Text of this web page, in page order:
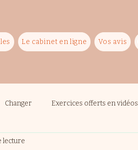
Le cabinet en ligne Vos avis
Changer Exercices offerts en vidéos
lecture